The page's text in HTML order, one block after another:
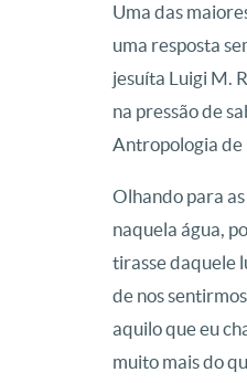
Uma das
uma resposta
jesuíta Luigi M.
na pressão de
Antropologia de
Olhando para
naquela água,
tirasse daquele
de nos
aquilo que eu
muito mais do